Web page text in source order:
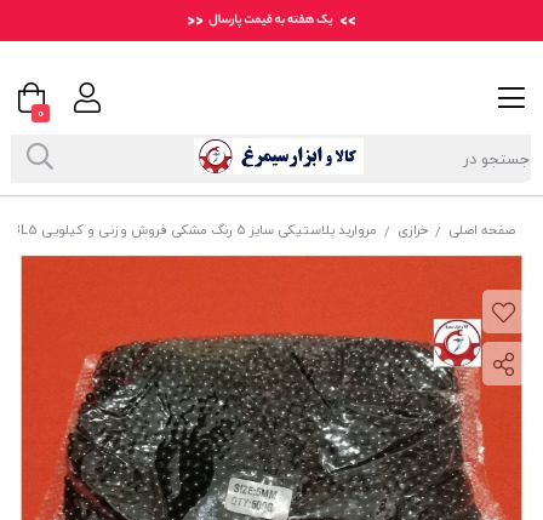
صفحه اصلی / خرازی / مروارید پلاستیکی سایز 5 رنگ مشکی فروش وزنی و کیلویی HPL-BL5
0